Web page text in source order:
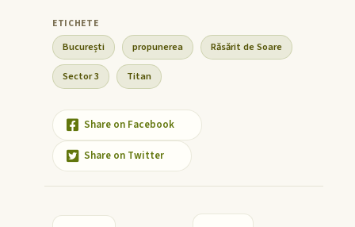
București propunerea Răsărit de Soare
Sector 3 Titan
Share on Facebook
Share on Twitter